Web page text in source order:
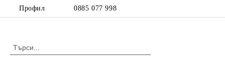
Профил 0885 077 998